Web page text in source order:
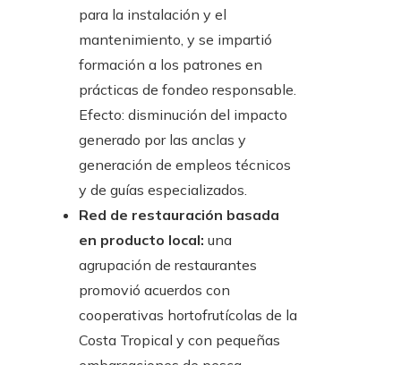
para la instalación y el
mantenimiento, y se impartió
formación a los patrones en
prácticas de fondeo responsable.
Efecto: disminución del impacto
generado por las anclas y
generación de empleos técnicos
y de guías especializados.
Red de restauración basada
en producto local: una
agrupación de restaurantes
promovió acuerdos con
cooperativas hortofrutícolas de la
Costa Tropical y con pequeñas